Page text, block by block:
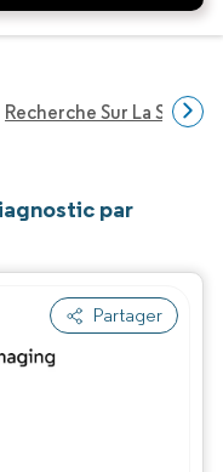
Recherche Sur La Santé
par
Partager